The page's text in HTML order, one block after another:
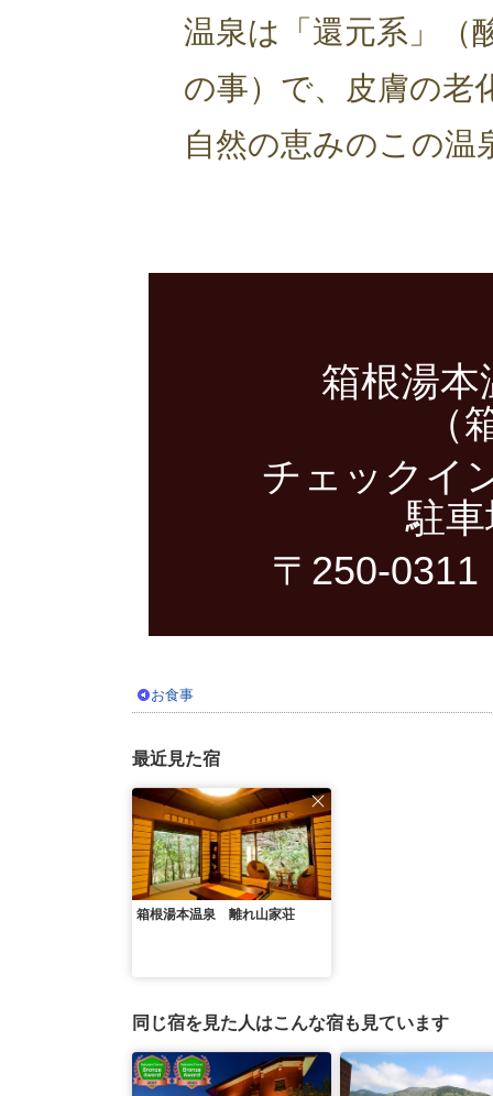
温泉は「還元系」（
の事）で、皮膚の老
自然の恵みのこの
箱根湯
（
チェックイ
駐
〒250-
お食事
最近見た宿
箱根湯本温泉 離れ山家荘
同じ宿を見た人はこんな宿も見ています